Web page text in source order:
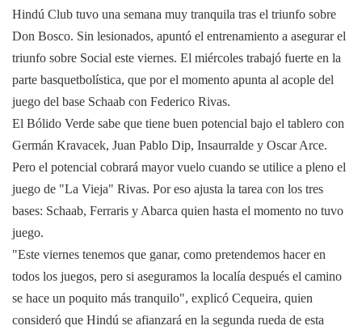
Hindú Club tuvo una semana muy tranquila tras el triunfo sobre
Don Bosco. Sin lesionados, apuntó el entrenamiento a asegurar el
triunfo sobre Social este viernes. El miércoles trabajó fuerte en la
parte basquetbolística, que por el momento apunta al acople del
juego del base Schaab con Federico Rivas.
El Bólido Verde sabe que tiene buen potencial bajo el tablero con
Germán Kravacek, Juan Pablo Dip, Insaurralde y Oscar Arce.
Pero el potencial cobrará mayor vuelo cuando se utilice a pleno el
juego de "La Vieja" Rivas. Por eso ajusta la tarea con los tres
bases: Schaab, Ferraris y Abarca quien hasta el momento no tuvo
juego.
"Este viernes tenemos que ganar, como pretendemos hacer en
todos los juegos, pero si aseguramos la localía después el camino
se hace un poquito más tranquilo", explicó Cequeira, quien
consideró que Hindú se afianzará en la segunda rueda de esta